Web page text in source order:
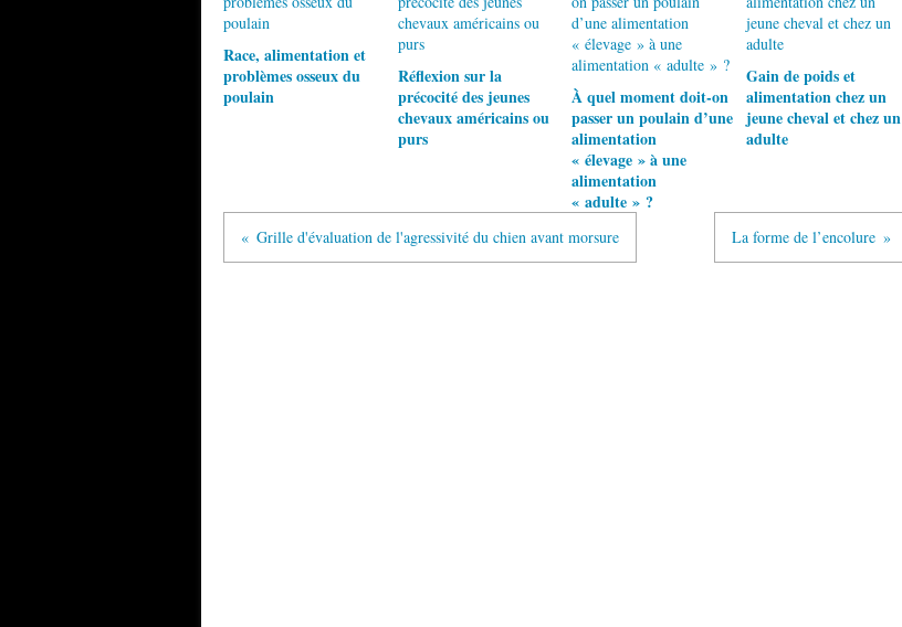
Race, alimentation et
problèmes osseux du
poulain
Réflexion sur la
précocité des jeunes
chevaux américains ou
purs
À quel moment doit-on
passer un poulain d’une
alimentation
« élevage » à une
alimentation
« adulte » ?
Gain de poids et
alimentation chez un
jeune cheval et chez un
adulte
Grille d'évaluation de l'agressivité du chien avant morsure La forme de l’encolure